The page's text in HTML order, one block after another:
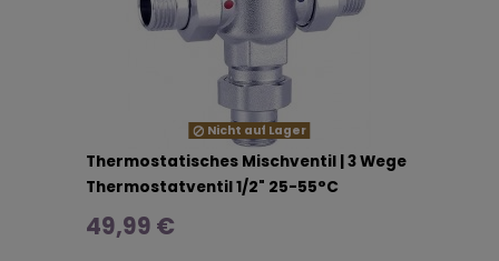
Nicht auf Lager
Thermostatisches Mischventil | 3 Wege
Thermostatventil 1/2" 25-55°C
49,99 €